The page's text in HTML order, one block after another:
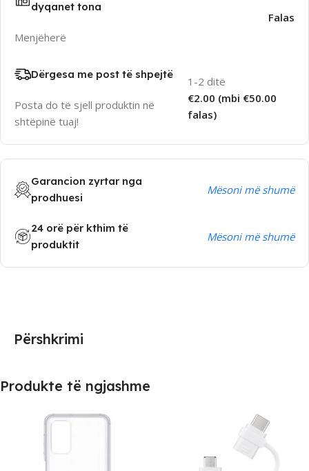
dyqanet tona
Menjëherë
Falas
Dërgesa me post të shpejtë
Posta do të sjell produktin në
shtëpinë tuaj!
1-2 ditë
€2.00 (mbi €50.00
falas)
Garancion zyrtar nga
prodhuesi
Mësoni më shumë
24 orë për kthim të
produktit
Mësoni më shumë
Përshkrimi
Produkte të ngjashme